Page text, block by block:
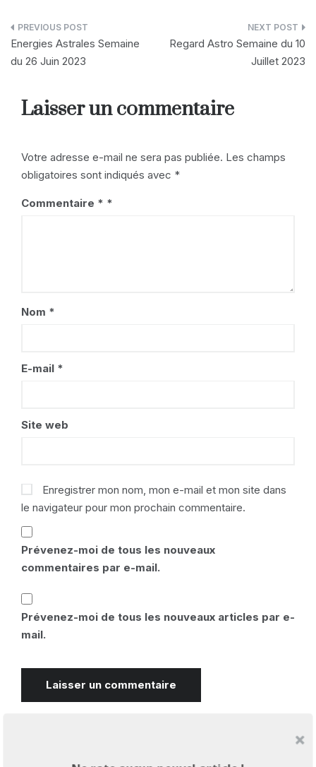
Navigation
de
Energies Astrales Semaine
du 26 Juin 2023
Regard Astro Semaine du 10
Juillet 2023
Laisser un commentaire
Votre adresse e-mail ne sera pas publiée. Les champs
obligatoires sont indiqués avec *
Commentaire *
Nom *
E-mail *
Site web
Enregistrer mon nom, mon e-mail et mon site dans
le navigateur pour mon prochain commentaire.
Prévenez-moi de tous les nouveaux
commentaires par e-mail.
Prévenez-moi de tous les nouveaux articles par e-
mail.